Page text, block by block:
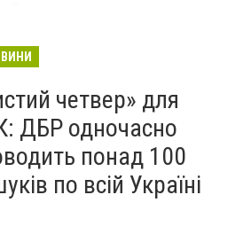
Росії, – The Hill
четвер» для
ДБР одночасно
понад 100
по всій Україні